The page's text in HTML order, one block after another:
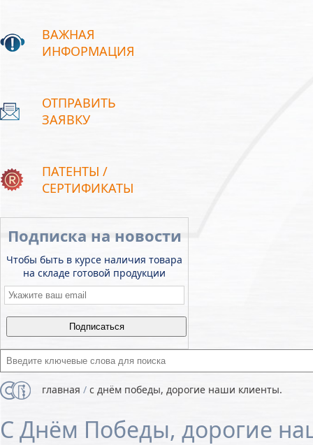
ВАЖНАЯ
ИНФОРМАЦИЯ
ОТПРАВИТЬ
ЗАЯВКУ
ПАТЕНТЫ /
СЕРТИФИКАТЫ
Подписка на новости
Чтобы быть в курсе наличия товара
на складе готовой продукции
Email*
Введите ключевые слова для поиска
главная / с днём победы, дорогие наши клиенты.
С Днём Победы, дорогие